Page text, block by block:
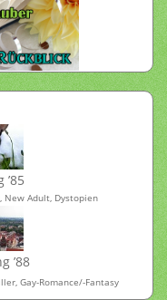
New Adult, Dystopien
’88
Gay-Romance/-Fantasy